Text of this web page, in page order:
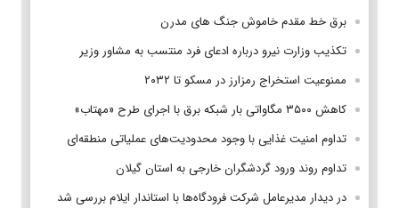
برق خط مقدم خاموش جنگ های مدرن
تکذیب وزارت نیرو درباره ادعای فرد منتسب به مشاور وزیر
ممنوعیت استخراج رمزارز در مسکو تا ۲۰۳۲
کاهش ۳۵۰۰ مگاواتی بار شبکه برق با اجرای طرح «مهتاب»
تداوم امنیت غذایی با وجود محدودیت‌های عملیاتی منطقه‌ای
تداوم روند ورود گردشگران خارجی به استان گیلان
در دیدار مدیرعامل شرکت فرودگاه‌ها با استاندار ایلام بررسی شد